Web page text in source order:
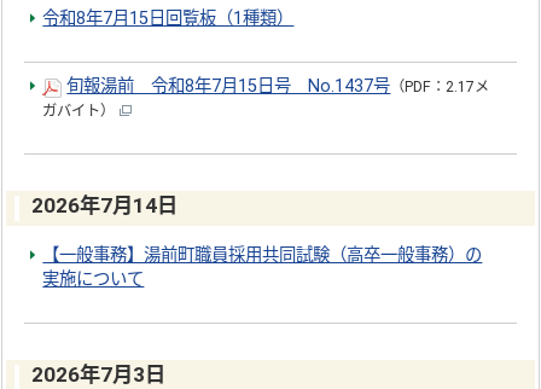
令和8年7月15日回覧板（1種類）
旬報湯前 令和8年7月15日号 No.1437号 （PDF：2.17メ
ガバイト）
2026年7月14日
【一般事務】湯前町職員採用共同試験（高卒一般事務）の
実施について
2026年7月3日